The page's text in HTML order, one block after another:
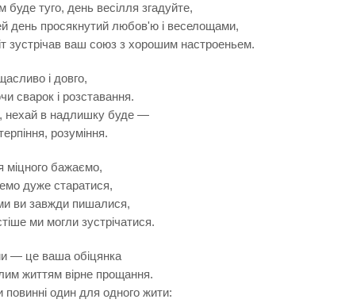
буде туго, день весілля згадуйте,
день просякнутий любов'ю і веселощами,
зустрічав ваш союз з хорошим настроеньем.
і довго,
сварок і розставання.
нехай в надлишку буде —
розуміння.
міцного бажаємо,
дуже старатися,
ви завжди пишалися,
ми могли зустрічатися.
— це ваша обіцянка
життям вірне прощання.
повинні один для одного жити: